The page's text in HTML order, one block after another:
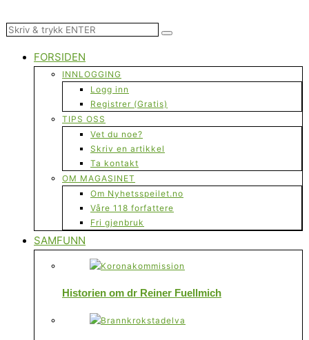
FORSIDEN
INNLOGGING
Logg inn
Registrer (Gratis)
TIPS OSS
Vet du noe?
Skriv en artikkel
Ta kontakt
OM MAGASINET
Om Nyhetsspeilet.no
Våre 118 forfattere
Fri gjenbruk
SAMFUNN
Historien om dr Reiner Fuellmich